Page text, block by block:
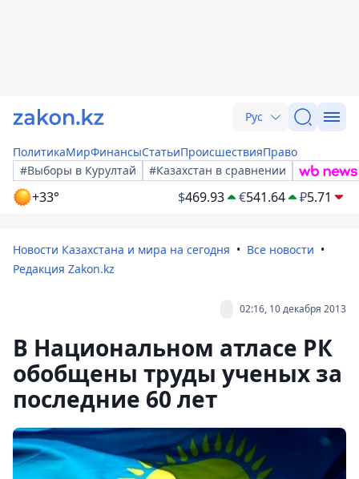
Рус
ПолитикаМирФинансыСтатьиПроисшествияПраво
#Выборы в Курултай
#Казахстан в сравнении
+33° $469.93 €541.64 ₽5.71
Новости Казахстана и мира на сегодня
Все новости
Редакция Zakon.kz
02:16, 10 декабря 2013
В Национальном атласе РК
обобщены труды ученых за
последние 60 лет